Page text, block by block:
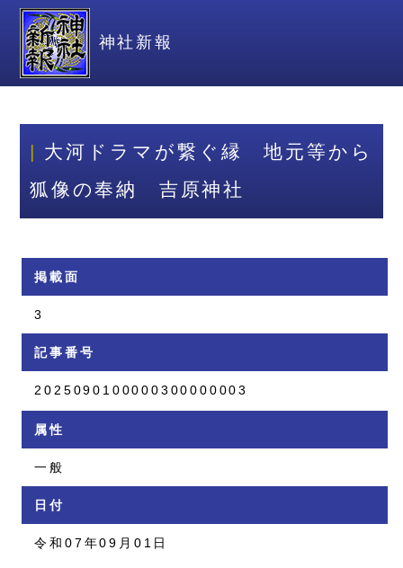
神社新報
大河ドラマが繋ぐ縁 地元等から
狐像の奉納 吉原神社
掲載面
3
記事番号
2025090100000300000003
属性
一般
日付
令和07年09月01日